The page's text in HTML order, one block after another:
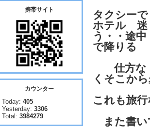
タクシーで
ホテル 迷
う・・途中
で降りる
仕方な
くそこか
これも旅
また書い
携帯サイト
カウンター
Today: 405
Yesterday: 3306
Total: 3984279